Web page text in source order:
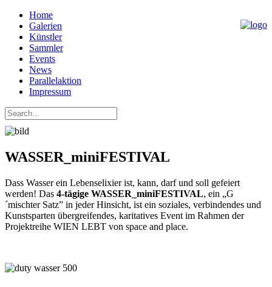
Home
Galerien
Künstler
Sammler
Events
News
Parallelaktion
Impressum
WASSER_miniFESTIVAL
Dass Wasser ein Lebenselixier ist, kann, darf und soll gefeiert
werden! Das 4-tägige WASSER_miniFESTIVAL, ein „G
´mischter Satz” in jeder Hinsicht, ist ein soziales, verbindendes und
Kunstsparten übergreifendes, karitatives Event im Rahmen der
Projektreihe WIEN LEBT von space and place.